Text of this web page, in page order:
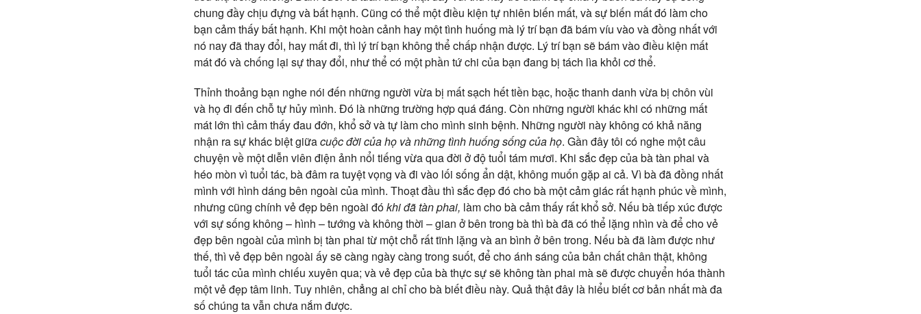
chung đầy chịu đựng và bất hạnh. Cũng có thể một điều kiện tự nhiên biến mất, và sự biến mất đó làm cho
bạn cảm thấy bất hạnh. Khi một hoàn cảnh hay một tình huống mà lý trí bạn đã bám víu vào và đồng nhất với
nó nay đã thay đổi, hay mất đi, thì lý trí bạn không thể chấp nhận được. Lý trí bạn sẽ bám vào điều kiện mất
mát đó và chống lại sự thay đổi, như thể có một phần tứ chi của bạn đang bị tách lìa khỏi cơ thể.
Thỉnh thoảng bạn nghe nói đến những người vừa bị mất sạch hết tiền bạc, hoặc thanh danh vừa bị chôn vùi
và họ đi đến chỗ tự hủy mình. Đó là những trường hợp quá đáng. Còn những người khác khi có những mất
mát lớn thì cảm thấy đau đớn, khổ sở và tự làm cho mình sinh bệnh. Những người này không có khả năng
nhận ra sự khác biệt giữacuộc đời của họ và những tình huống sống của họ. Gần đây tôi có nghe một câu
chuyện về một diễn viên điện ảnh nổi tiếng vừa qua đời ở độ tuổi tám mươi. Khi sắc đẹp của bà tàn phai và
héo mòn vì tuổi tác, bà đâm ra tuyệt vọng và đi vào lối sống ẩn dật, không muốn gặp ai cả. Vì bà đã đồng nhất
mình với hình dáng bên ngoài của mình. Thoạt đầu thì sắc đẹp đó cho bà một cảm giác rất hạnh phúc về mình,
nhưng cũng chính vẻ đẹp bên ngoài đókhi đã tàn phai, làm cho bà cảm thấy rất khổ sở. Nếu bà tiếp xúc được
với sự sống không – hình – tướng và không thời – gian ở bên trong bà thì bà đã có thể lặng nhìn và để cho vẻ
đẹp bên ngoài của mình bị tàn phai từ một chỗ rất tĩnh lặng và an bình ở bên trong. Nếu bà đã làm được như
thế, thì vẻ đẹp bên ngoài ấy sẽ càng ngày càng trong suốt, để cho ánh sáng của bản chất chân thật, không
tuổi tác của mình chiếu xuyên qua; và vẻ đẹp của bà thực sự sẽ không tàn phai mà sẽ được chuyển hóa thành
một vẻ đẹp tâm linh. Tuy nhiên, chẳng ai chỉ cho bà biết điều này. Quả thật đây là hiểu biết cơ bản nhất mà đa
số chúng ta vẫn chưa nắm được.